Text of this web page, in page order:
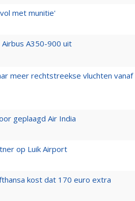
met munitie'
A350-900 uit
meer rechtstreekse vluchten vanaf
geplaagd Air India
op Luik Airport
kost dat 170 euro extra